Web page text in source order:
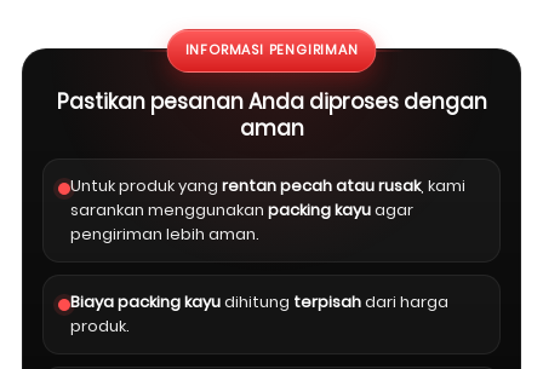
INFORMASI PENGIRIMAN
Pastikan pesanan Anda diproses dengan
aman
Untuk produk yang rentan pecah atau rusak, kami
sarankan menggunakan packing kayuagar
pengiriman lebih aman.
Biaya packing kayudihitung terpisahdari harga
produk.